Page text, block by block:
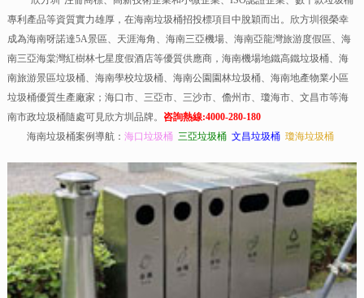
專利產品等資質實力雄厚，在海南垃圾桶招投標項目中脫穎而出。欣方圳很榮幸
成為海南呀諾達5A景區、天涯海角、海南三亞機場、海南亞龍灣旅游度假區、海
南三亞海棠灣紅樹林七星度假酒店等優質供應商，海南機場地鐵高鐵垃圾桶、海
南旅游景區垃圾桶、海南學校垃圾桶、海南公園園林垃圾桶、海南地產物業小區
垃圾桶優質生產廠家；海口市、三亞市、三沙市、儋州市、瓊海市、文昌市等海
南市政垃圾桶隨處可見欣方圳品牌。 咨詢熱線:4000-280-180
海南垃圾桶案例導航： 海口垃圾桶 三亞垃圾桶 文昌垃圾桶 瓊海垃圾桶